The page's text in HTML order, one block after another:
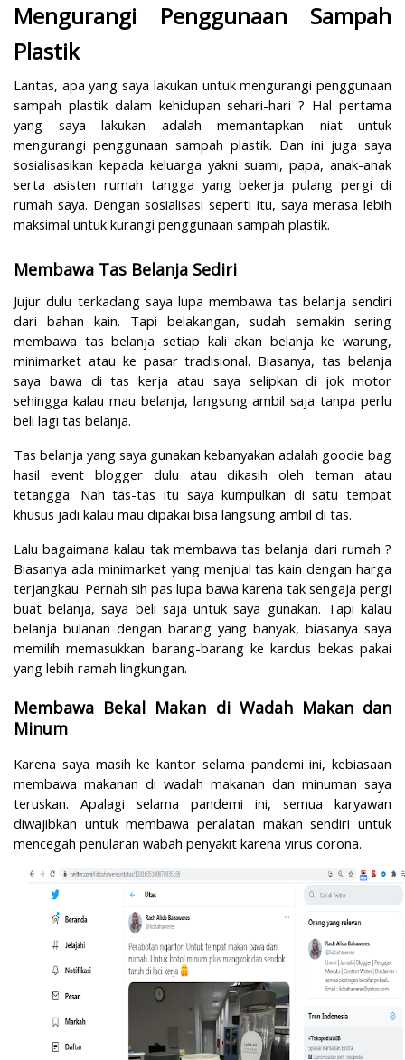
Mengurangi Penggunaan Sampah
Plastik
Lantas, apa yang saya lakukan untuk mengurangi penggunaan
sampah plastik dalam kehidupan sehari-hari ? Hal pertama
yang saya lakukan adalah memantapkan niat untuk
mengurangi penggunaan sampah plastik. Dan ini juga saya
sosialisasikan kepada keluarga yakni suami, papa, anak-anak
serta asisten rumah tangga yang bekerja pulang pergi di
rumah saya. Dengan sosialisasi seperti itu, saya merasa lebih
maksimal untuk kurangi penggunaan sampah plastik.
Membawa Tas Belanja Sediri
Jujur dulu terkadang saya lupa membawa tas belanja sendiri
dari bahan kain. Tapi belakangan, sudah semakin sering
membawa tas belanja setiap kali akan belanja ke warung,
minimarket atau ke pasar tradisional. Biasanya, tas belanja
saya bawa di tas kerja atau saya selipkan di jok motor
sehingga kalau mau belanja, langsung ambil saja tanpa perlu
beli lagi tas belanja.
Tas belanja yang saya gunakan kebanyakan adalah goodie bag
hasil event blogger dulu atau dikasih oleh teman atau
tetangga. Nah tas-tas itu saya kumpulkan di satu tempat
khusus jadi kalau mau dipakai bisa langsung ambil di tas.
Lalu bagaimana kalau tak membawa tas belanja dari rumah ?
Biasanya ada minimarket yang menjual tas kain dengan harga
terjangkau. Pernah sih pas lupa bawa karena tak sengaja pergi
buat belanja, saya beli saja untuk saya gunakan. Tapi kalau
belanja bulanan dengan barang yang banyak, biasanya saya
memilih memasukkan barang-barang ke kardus bekas pakai
yang lebih ramah lingkungan.
Membawa Bekal Makan di Wadah Makan dan
Minum
Karena saya masih ke kantor selama pandemi ini, kebiasaan
membawa makanan di wadah makanan dan minuman saya
teruskan. Apalagi selama pandemi ini, semua karyawan
diwajibkan untuk membawa peralatan makan sendiri untuk
mencegah penularan wabah penyakit karena virus corona.